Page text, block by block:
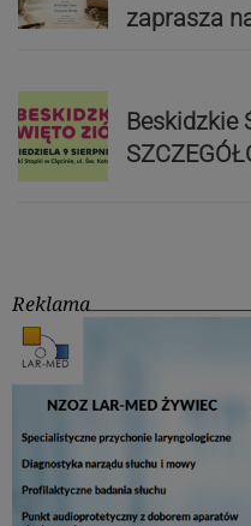
zaprasza
Beskidzkie
Reklama